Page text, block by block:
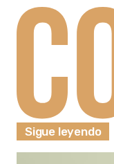
Sigue leyendo